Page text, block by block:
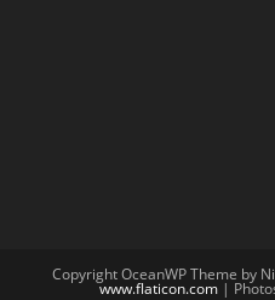
Copyright OceanWP Theme by
www.flaticon.com |